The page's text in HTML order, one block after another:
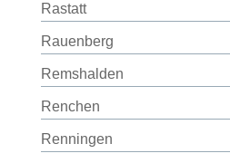
Rastatt
Rauenberg
Remshalden
Renchen
Renningen